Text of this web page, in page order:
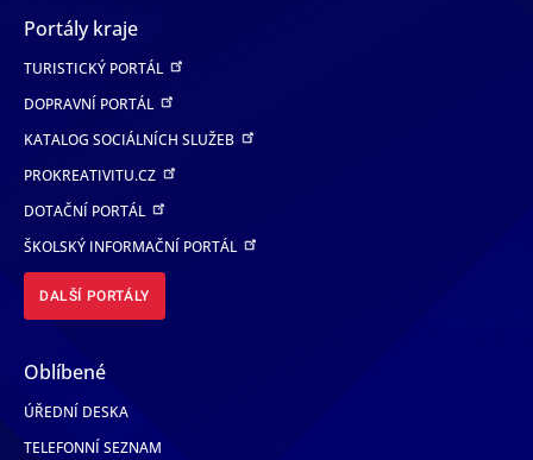
Portály kraje
TURISTICKÝ PORTÁL
DOPRAVNÍ PORTÁL
KATALOG SOCIÁLNÍCH SLUŽEB
PROKREATIVITU.CZ
DOTAČNÍ PORTÁL
ŠKOLSKÝ INFORMAČNÍ PORTÁL
DALŠÍ PORTÁLY
Oblíbené
ÚŘEDNÍ DESKA
TELEFONNÍ SEZNAM